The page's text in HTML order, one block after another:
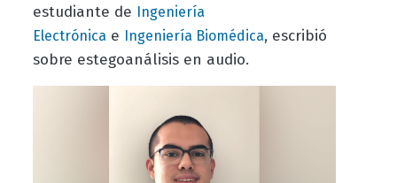
estudiante de Ingeniería
Electrónicae Ingeniería Biomédica, escribió
sobre estegoanálisis en audio.